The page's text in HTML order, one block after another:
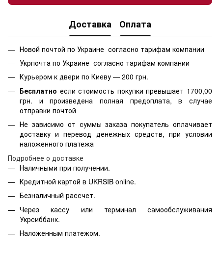
Доставка Оплата
Новой почтой по Украине согласно тарифам компании
Укрпочта по Украине согласно тарифам компании
Курьером к двери по Киеву — 200 грн.
Бесплатно если стоимость покупки превышает 1700,00
грн. и произведена полная предоплата, в случае
отправки почтой
Не зависимо от суммы заказа покупатель оплачивает
доставку и перевод денежных средств, при условии
наложенного платежа
Подробнее о доставке
Наличными при получении.
Кредитной картой в UKRSIB online.
Безналичный рассчет.
Через кассу или терминал самообслуживания
Укрсиббанк.
Наложенным платежом.